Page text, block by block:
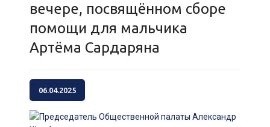
вечере, посвящённом сборе
помощи для мальчика
Артёма Сардаряна
06.04.2025